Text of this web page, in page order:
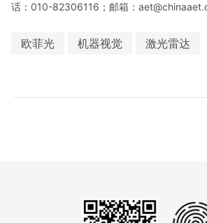
话：010-82306116；邮箱：
欧菲光 机器视觉 激光雷达